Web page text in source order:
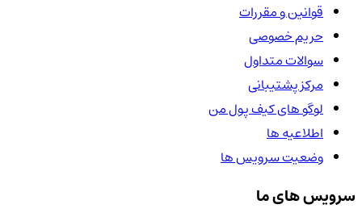
قوانین و مقررات
حریم خصوصی
سوالات متداول
مرکز پشتیبانی
لوگو های کیف پول من
اطلاعیه ها
وضعیت سرویس ها
سرویس های ما